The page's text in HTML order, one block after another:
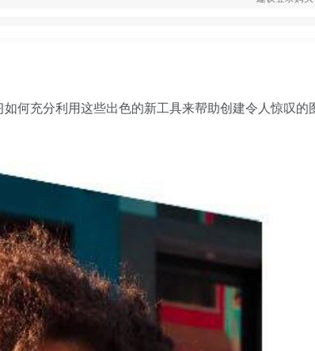
何充分利用这些出色的新工具来帮助创建令人惊叹的